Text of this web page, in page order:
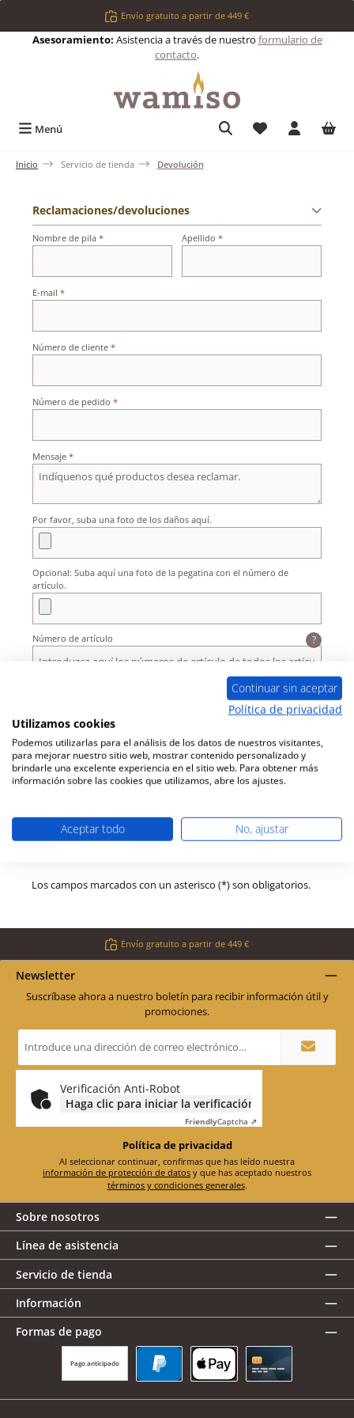
Saltar al contenido principalEnvío gratuito a partir de 449 €
Asesoramiento: Asistencia a través de nuestro formulario de
contacto.
Menú Tienes 0
Inicio Servicio de tienda Devolución
Reclamaciones/devoluciones
Nombre de pila * Apellido*
E-mail *
Número de cliente *
Número de pedido *
Mensaje *
Por favor, suba una foto de los daños aquí.
Opcional: Suba aquí una foto de la pegatina con el número de
artículo.
Número de artículo ?
Al seleccionar continuar, confirmas que has leído nuestra
información de protección de datos
nuestrostérminos y condiciones generales. *
Verificación Anti-Robot
Los campos marcados con un asterisco (*) son obligatorios.
Envío gratuito a partir de 449 €
Newsletter
Suscríbase ahora a nuestro boletín para recibir información útil y
promociones.
Dirección
de
electrónico
Verificación Anti-Robot
Haga clic para iniciar la verificación
FriendlyCaptcha ⇗
Política de privacidad
información de protección de datos
términos y condiciones generales.
Sobre nosotros
Línea de asistencia
Servicio de tienda
Información
Formas de pago
Pago anticipado
Continuar sin aceptar
Política de privacidad
Utilizamos cookies
Podemos utilizarlas para el análisis de los datos de nuestros visitantes,
para mejorar nuestro sitio web, mostrar contenido personalizado y
brindarle una excelente experiencia en el sitio web. Para obtener más
información sobre las cookies que utilizamos, abre los ajustes.
Aceptar todo No, ajustar